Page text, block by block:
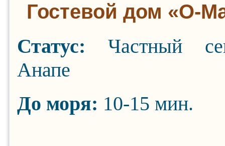
Гостевой дом «О-
Статус:Частный
Анапе
До моря: 10-15 мин.